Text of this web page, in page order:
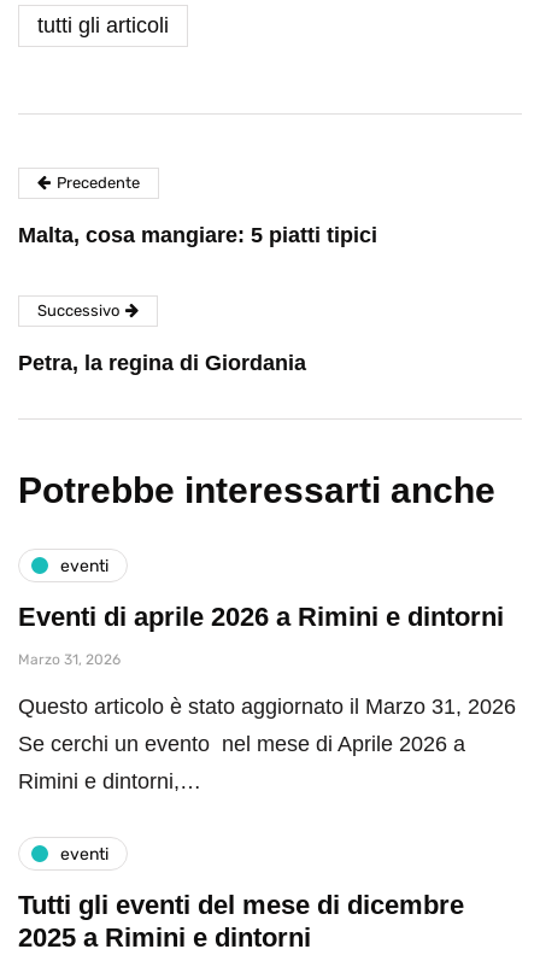
tutti gli articoli
Precedente
Malta, cosa mangiare: 5 piatti tipici
Successivo
Petra, la regina di Giordania
Potrebbe interessarti anche
eventi
Eventi di aprile 2026 a Rimini e dintorni
Marzo 31, 2026
Questo articolo è stato aggiornato il Marzo 31, 2026
Se cerchi un evento nel mese di Aprile 2026 a
Rimini e dintorni,…
eventi
Tutti gli eventi del mese di dicembre
2025 a Rimini e dintorni